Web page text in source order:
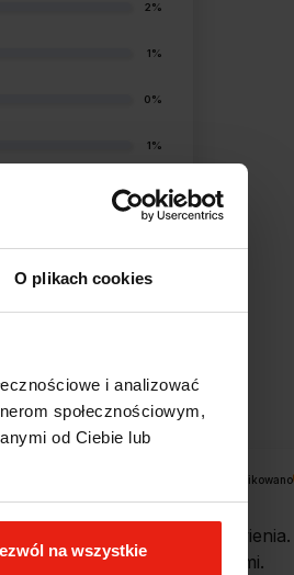
O plikach cookies
i analizować
społecznościowym,
od Ciebie lub
na wszystkie
2%
1%
0%
1%
zweryfikowano
5
realizacja zamówienia.
zgodny z oczekiwaniami.